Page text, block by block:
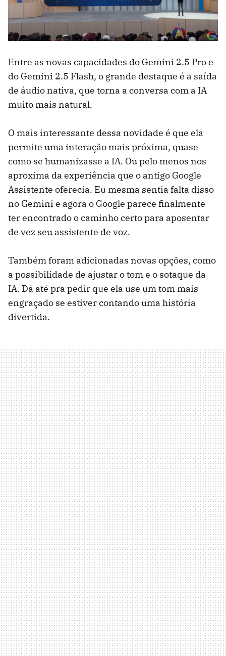
Entre as novas capacidades do Gemini 2.5 Pro e
do Gemini 2.5 Flash, o grande destaque é a saída
de áudio nativa, que torna a conversa com a IA
muito mais natural.
O mais interessante dessa novidade é que ela
permite uma interação mais próxima, quase
como se humanizasse a IA. Ou pelo menos nos
aproxima da experiência que o antigo Google
Assistente oferecia. Eu mesma sentia falta disso
no Gemini e agora o Google parece finalmente
ter encontrado o caminho certo para aposentar
de vez seu assistente de voz.
Também foram adicionadas novas opções, como
a possibilidade de ajustar o tom e o sotaque da
IA. Dá até pra pedir que ela use um tom mais
engraçado se estiver contando uma história
divertida.